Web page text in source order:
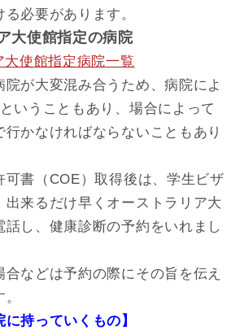
必要があります。
大使館指定の病院
使館指定病院一覧
が大変混み合うため、病院によ
いうこともあり、場合によって
かなければならないこともあり
可書（COE）取得後は、学生ビザ
出来るだけ早くオーストラリア大
話し、健康診断の予約をいれまし
などは予約の際にその旨を伝え
に持っていくもの】